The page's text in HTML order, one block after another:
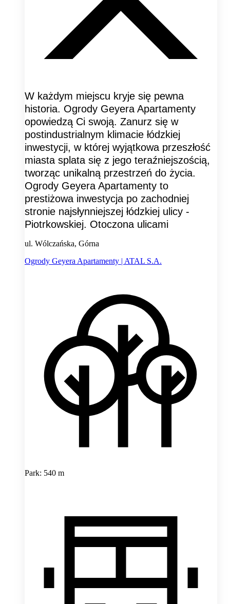
W każdym miejscu kryje się pewna
historia. Ogrody Geyera Apartamenty
opowiedzą Ci swoją. Zanurz się w
postindustrialnym klimacie łódzkiej
inwestycji, w której wyjątkowa przeszłość
miasta splata się z jego teraźniejszością,
tworząc unikalną przestrzeń do życia.
Ogrody Geyera Apartamenty to
prestiżowa inwestycja po zachodniej
stronie najsłynniejszej łódzkiej ulicy -
Piotrkowskiej. Otoczona ulicami
ul. Wólczańska, Górna
Ogrody Geyera Apartamenty | ATAL S.A.
Park: 540 m